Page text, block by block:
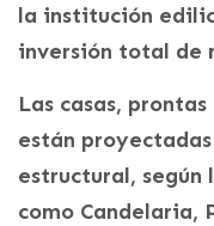
la institución
inversión total de
Las casas,
están
estructural, según
como Candelaria,